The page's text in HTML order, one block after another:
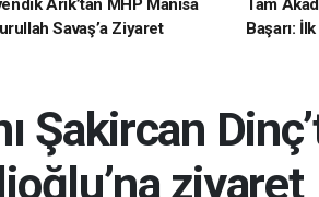
Arık’tan MHP Manisa
Savaş’a Ziyaret
Tam
Başarı:
Şakircan
ziyaret